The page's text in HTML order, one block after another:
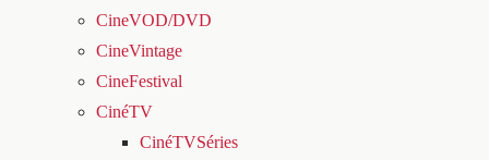
CineVOD/DVD
CineVintage
CineFestival
CinéTV
CinéTVSéries